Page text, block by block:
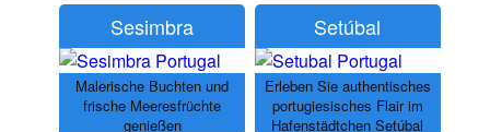
Sesimbra
Malerische Buchten und
frische Meeresfrüchte
genießen
Setúbal
Erleben Sie authentisches
portugiesisches Flair im
Hafenstädtchen Setúbal